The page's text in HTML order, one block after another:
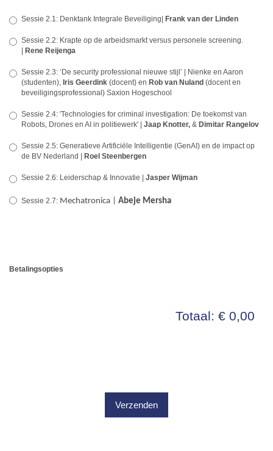
Sessie 2.1: Denktank Integrale Beveiliging| Frank van der Linden
Sessie 2.2: Krapte op de arbeidsmarkt versus personele screening.
Rene Reijenga
Sessie 2.3: ‘De security professional nieuwe stijl’ | Nienke en Aaron
(studenten), Iris Geerdink (docent) en Rob van Nuland (docent en
beveiligingsprofessional) Saxion Hogeschool
Sessie 2.4: 'Technologies for criminal investigation: De toekomst van
Robots, Drones en AI in politiewerk' | Jaap Knotter, & Dimitar Rangelov
Sessie 2.5: Generatieve Artificiële Intelligentie (GenAI) en de impact op
de BV Nederland |
Roel Steenbergen
Sessie 2.6: Leiderschap & Innovatie | Jasper Wijman
Sessie 2.7: Mechatronica | Abeje Mersha
Betalingsopties
Totaal: € 0,00
Verzenden